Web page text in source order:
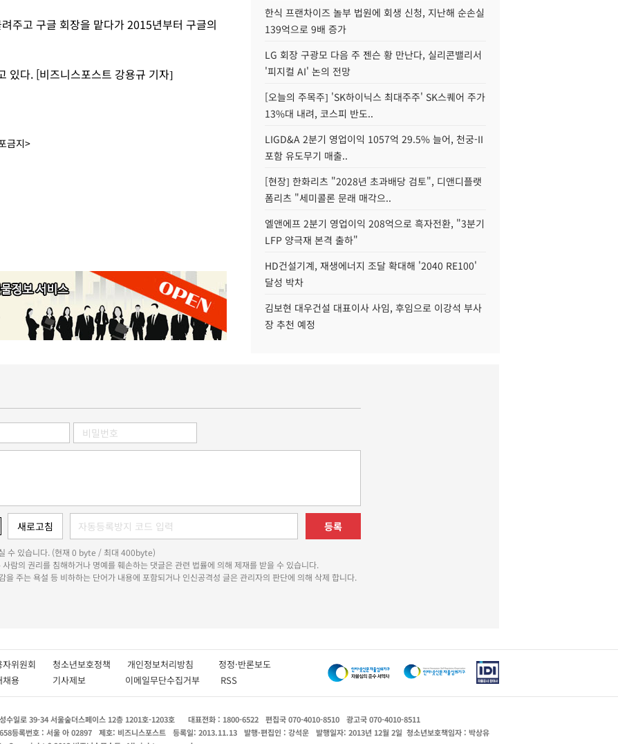
주고 구글 회장을 맡다가 2015년부터 구글의
있다. [비즈니스포스트 강용규 기자]
금지>
한식 프랜차이즈 놀부 법원에 회생 신청, 지난해 순손실
139억으로 9배 증가
LG 회장 구광모 다음 주 젠슨 황 만난다, 실리콘밸리서
'피지컬 AI' 논의 전망
[오늘의 주목주] 'SK하이닉스 최대주주' SK스퀘어 주가
13%대 내려, 코스피 반도..
LIGD&A 2분기 영업이익 1057억 29.5% 늘어, 천궁-II
포함 유도무기 매출..
[현장] 한화리츠 "2028년 초과배당 검토", 디앤디플랫
폼리츠 "세미콜론 문래 매각으..
엘앤에프 2분기 영업이익 208억으로 흑자전환, "3분기
LFP 양극재 본격 출하"
HD건설기계, 재생에너지 조달 확대해 '2040 RE100'
달성 박차
김보현 대우건설 대표이사 사임, 후임으로 이강석 부사
장 추천 예정
등록
수 있습니다. (현재 0 byte / 최대 400byte)
람의 권리를 침해하거나 명예를 훼손하는 댓글은 관련 법률에 의해 제재를 받을 수 있습니다.
을 주는 욕설 등 비하하는 단어가 내용에 포함되거나 인신공격성 글은 관리자의 판단에 의해 삭제 합니다.
자위원회 청소년보호정책 개인정보처리방침 정정·반론보도
채용 기사제보 이메일무단수집거부 RSS
수일로 39-34 서울숲더스페이스 12층 1201호-1203호 대표전화 : 1800-6522 편집국 070-4010-8510
광고국 070-4010-8511
등록번호 : 서울 아 02897 제호: 비즈니스포스트 등록일: 2013.11.13 발행·편집인 : 강석운 발행일자: 2013년 12월 2일 청소년보호책임자 : 박상유